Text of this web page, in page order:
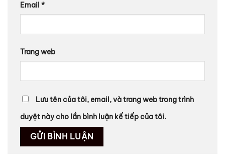
Email *
Trang web
Lưu tên của tôi, email, và trang web trong trình
duyệt này cho lần bình luận kế tiếp của tôi.